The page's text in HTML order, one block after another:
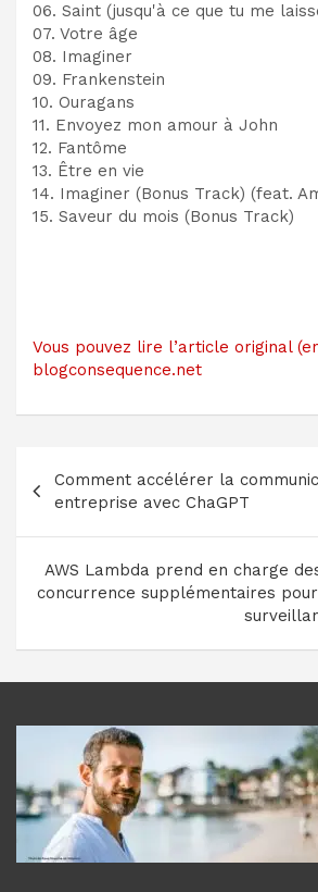
06. Saint (jusqu'à ce que tu me
07. Votre âge
08. Imaginer
09. Frankenstein
10. Ouragans
11. Envoyez mon amour à John
12. Fantôme
13. Être en vie
14. Imaginer (Bonus Track) (feat.
15. Saveur du mois (Bonus Track)
Vous pouvez lire l’article original
blogconsequence.net
de
l’article
Comment accélérer la
entreprise avec ChaGPT
AWS Lambda prend en charge
concurrence supplémentaires